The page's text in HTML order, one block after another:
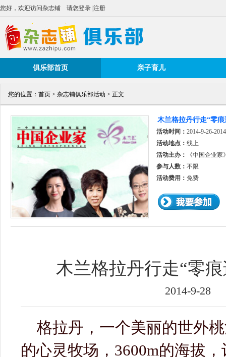
您好，欢迎访问杂志铺 请您登录 注册
俱乐部首页 亲子育儿
您的位置： 首页 > 杂志铺俱乐部活动 > 正文
木兰格拉丹行走“零
活动时间： 2014-9-26-
活动地点： 线上
活动主办：
《中国企业家
参与人数： 不限
活动费用： 免费
木兰格拉丹行走“零
2014-9-28
格拉丹，一个美丽的世外
的心灵牧场，3600m的海拔